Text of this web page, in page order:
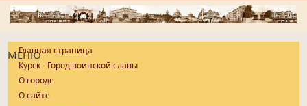
МЕНЮ
Главная страница
Курск - Город воинской славы
О городе
О сайте